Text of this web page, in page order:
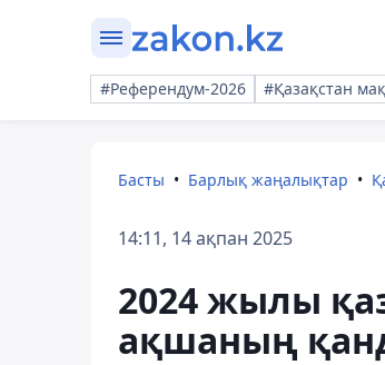
#Референдум-2026 #Қазақстан
Басты Барлық жаңалықтар
14:11, 14 ақпан 2025
2024 жылы
ақшаның